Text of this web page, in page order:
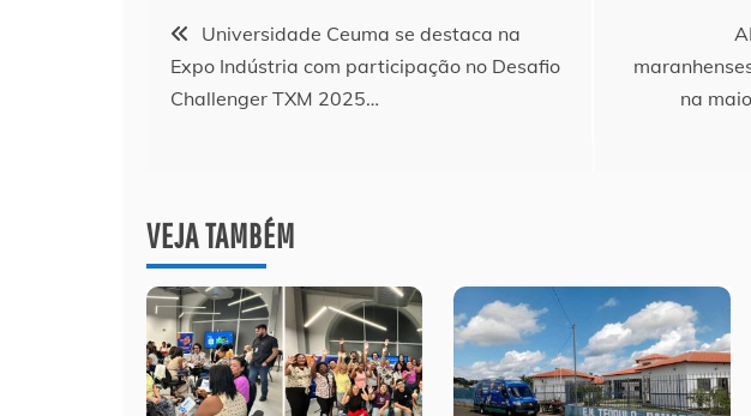
Navegação
de
Universidade Ceuma se destaca na
Expo Indústria com participação no Desafio
Challenger TXM 2025…
na
VEJA TAMBÉM